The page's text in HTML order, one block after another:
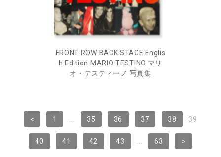
FRONT ROW BACK STAGE Englis
h Edition MARIO TESTINO マリ
オ・テスティーノ 写真集
< 1 35 36 37 38 39
40 41 42 43 63 >